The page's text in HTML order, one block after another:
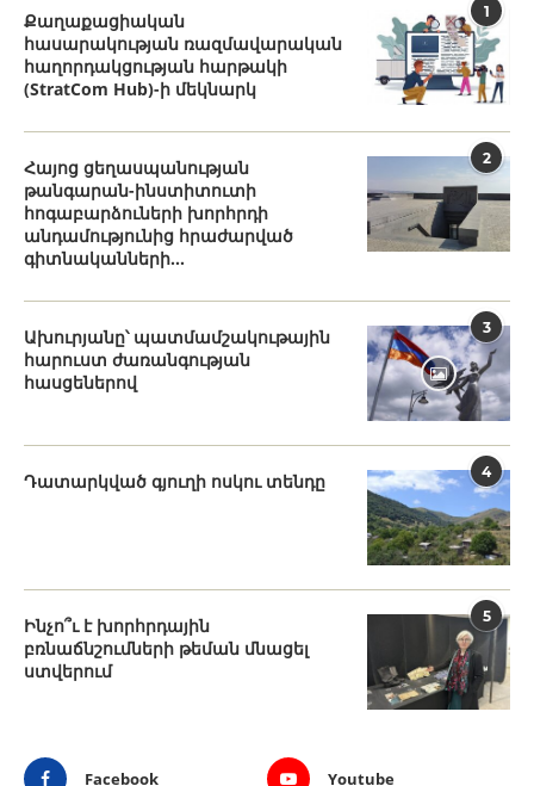
1
Քաղաքացիական
հասարակության ռազմավարական
հաղորդակցության հարթակի
(StratCom Hub)-ի մեկնարկ
2
Հայոց ցեղասպանության
թանգարան-ինստիտուտի
հոգաբարձուների խորհրդի
անդամությունից հրաժարված
գիտնականների...
3
Ախուրյանը՝ պատմամշակութային
հարուստ ժառանգության
հասցեներով
4
Դատարկված գյուղի ոսկու տենդը
5
Ինչո՞ւ է խորհրդային
բռնաճնշումների թեման մնացել
ստվերում
Facebook Youtube